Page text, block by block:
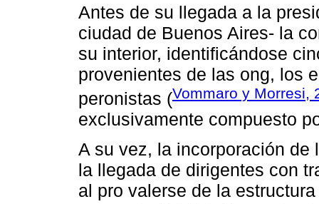
Antes de su llegada a la
ciudad de Buenos Aires- la
su interior, identificándose
provenientes de las ong, los
peronistas (Vommaro y Morresi,
exclusivamente compuesto
A su vez, la incorporación de
la llegada de dirigentes con
al pro valerse de la